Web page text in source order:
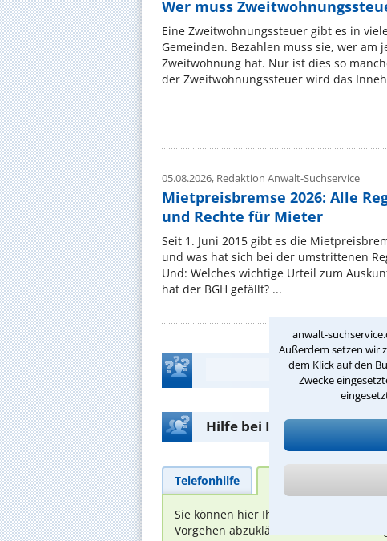
anwalt-
Außerdem setzen wir
dem Klick auf den
Zwecke
Wer muss
Eine Zweitwohnungssteuer gibt es in
Gemeinden. Bezahlen muss sie, wer am
Zweitwohnung hat. Nur ist dies so
der Zweitwohnungssteuer wird das
05.08.2026, Redaktion Anwalt-Suchservice
Mietpreisbremse 2026: Alle
und Rechte für Mieter
Seit 1. Juni 2015 gibt es die
und was hat sich bei der umstrittenen
Und: Welches wichtige Urteil zum
hat der BGH gefällt? ...
Hilfe bei Ihrer
Telefonhilfe
Sie können hier Ihren Fall schildern.
Vorgehen abzuklären. Die